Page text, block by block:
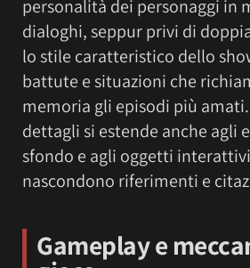
personalità dei personaggi in
dialoghi, seppur privi di
lo stile caratteristico dello
battute e situazioni che
memoria gli episodi più amati.
dettagli si estende anche agli
sfondo e agli oggetti
nascondono riferimenti e
Gameplay e